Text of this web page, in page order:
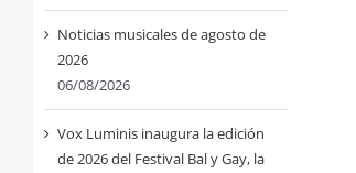
Noticias musicales de agosto de
2026
06/08/2026
Vox Luminis inaugura la edición
de 2026 del Festival Bal y Gay, la